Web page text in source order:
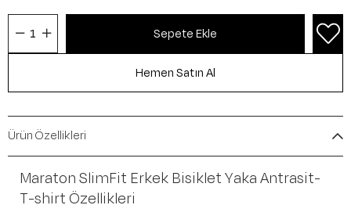
Ürün Özellikleri
Maraton SlimFit Erkek Bisiklet Yaka Antrasit-
T-shirt Özellikleri